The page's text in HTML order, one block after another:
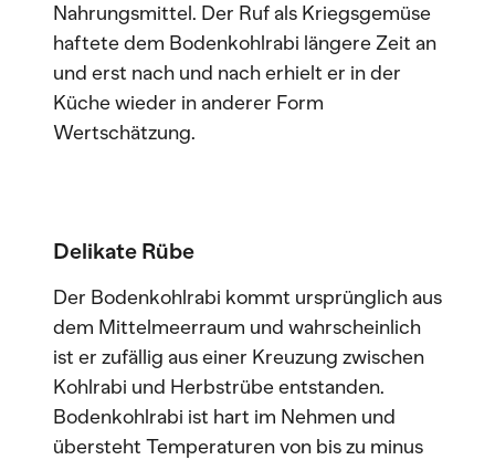
Nahrungsmittel. Der Ruf als Kriegsgemüse
haftete dem Bodenkohlrabi längere Zeit an
und erst nach und nach erhielt er in der
Küche wieder in anderer Form
Wertschätzung.
Delikate Rübe
Der Bodenkohlrabi kommt ursprünglich aus
dem Mittelmeerraum und wahrscheinlich
ist er zufällig aus einer Kreuzung zwischen
Kohlrabi und Herbstrübe entstanden.
Bodenkohlrabi ist hart im Nehmen und
übersteht Temperaturen von bis zu minus